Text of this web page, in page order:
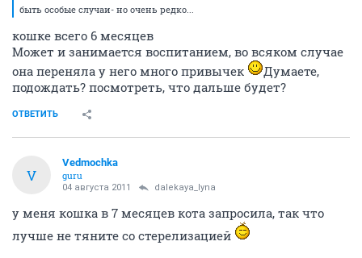
быть особые случаи- но очень редко...
кошке всего 6 месяцев
Может и занимается воспитанием, во всяком случае
она переняла у него много привычек
Думаете,
подождать? посмотреть, что дальше будет?
ОТВЕТИТЬ
V
Vedmochka
guru
04 августа 2011 dalekaya_lyna
у меня кошка в 7 месяцев кота запросила, так что
лучше не тяните со стерелизацией